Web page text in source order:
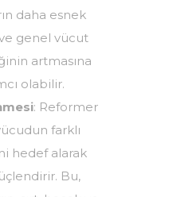
daha esnek
genel vücut
artmasına
olabilir.
: Reformer
farklı
hedef alarak
Bu,